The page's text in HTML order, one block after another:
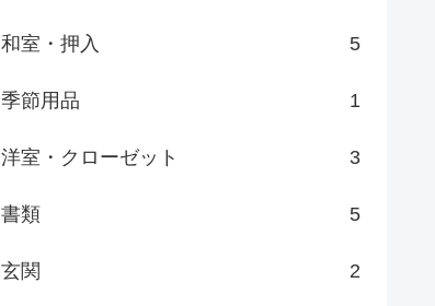
和室・押入 5
季節用品 1
洋室・クローゼット 3
書類 5
玄関 2